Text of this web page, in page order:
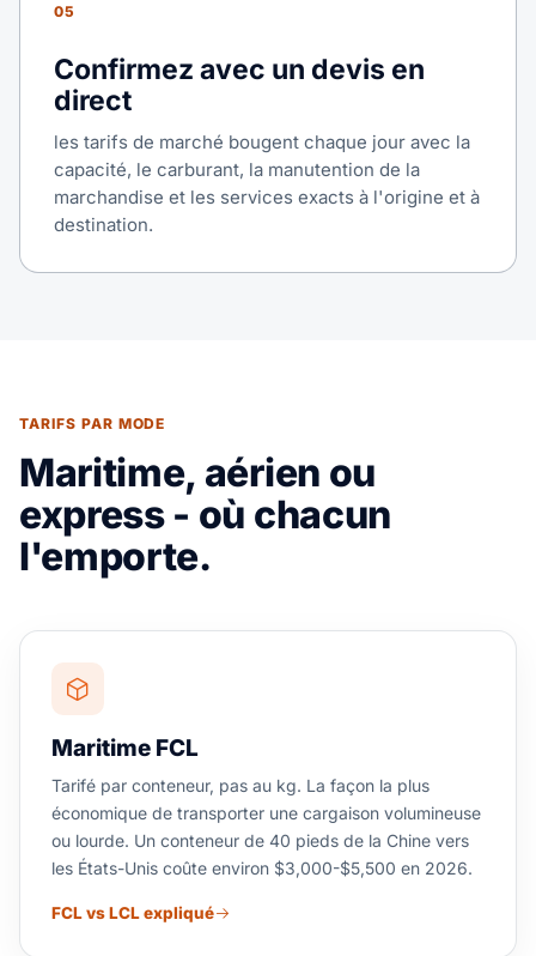
05
Confirmez avec un devis en
direct
les tarifs de marché bougent chaque jour avec la
capacité, le carburant, la manutention de la
marchandise et les services exacts à l'origine et à
destination.
TARIFS PAR MODE
Maritime, aérien ou
express - où chacun
l'emporte.
Maritime FCL
Tarifé par conteneur, pas au kg. La façon la plus
économique de transporter une cargaison volumineuse
ou lourde. Un conteneur de 40 pieds de la Chine vers
les États-Unis coûte environ $3,000-$5,500 en 2026.
FCL vs LCL expliqué